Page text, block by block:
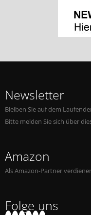
Newsletter
Bleiben Sie auf dem
Bitte melden Sie sich über
Amazon
Als Amazon-Partner
Folge uns